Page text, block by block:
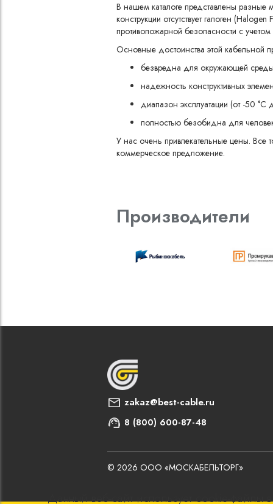
В нашем каталоге представлены разные
конструкции отсутствует галоген
противопожарной безопасности с
Основные достоинства этой кабельной
безвредна для окружающей
надежность конструктивных
диапазон эксплуатации (от -50
полностью безобидна для
У нас очень привлекательные цены. Все
коммерческое предложение.
Производители
zakaz@best-cable.ru
8 (800) 600-87-48
© 2026 ООО «МОСКАБЕЛЬТОРГ»
Данный веб-сайт использует cookie-файлы